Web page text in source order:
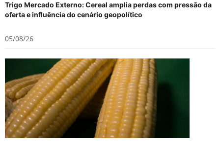
Trigo Mercado Externo: Cereal amplia perdas com pressão da
oferta e influência do cenário geopolítico
05/08/26